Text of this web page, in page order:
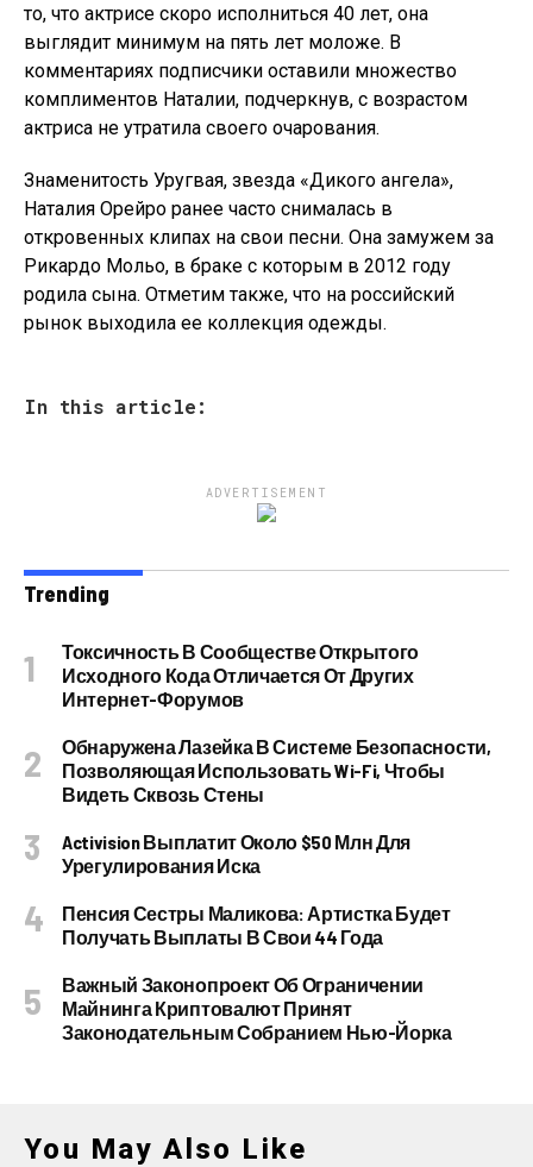
то, что актрисе скоро исполниться 40 лет, она
выглядит минимум на пять лет моложе. В
комментариях подписчики оставили множество
комплиментов Наталии, подчеркнув, с возрастом
актриса не утратила своего очарования.
Знаменитость Уругвая, звезда «Дикого ангела»,
Наталия Орейро ранее часто снималась в
откровенных клипах на свои песни. Она замужем за
Рикардо Мольо, в браке с которым в 2012 году
родила сына. Отметим также, что на российский
рынок выходила ее коллекция одежды.
In this article:
ADVERTISEMENT
Trending
Токсичность В Сообществе Открытого
Исходного Кода Отличается От Других
Интернет-Форумов
Обнаружена Лазейка В Системе Безопасности,
Позволяющая Использовать Wi-Fi, Чтобы
Видеть Сквозь Стены
Activision Выплатит Около $50 Млн Для
Урегулирования Иска
Пенсия Сестры Маликова: Артистка Будет
Получать Выплаты В Свои 44 Года
Важный Законопроект Об Ограничении
Майнинга Криптовалют Принят
Законодательным Собранием Нью-Йорка
You May Also Like